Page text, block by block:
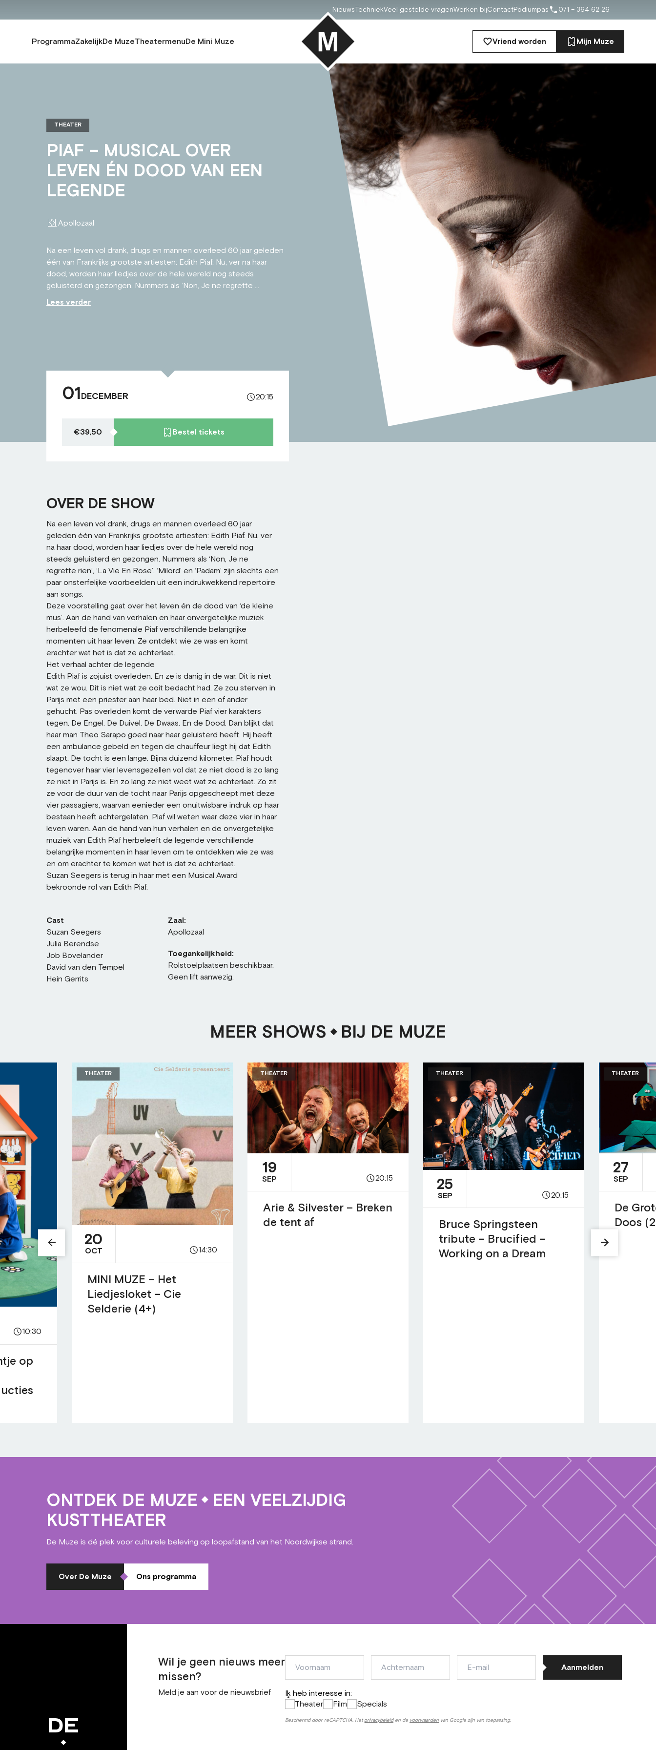
NieuwsTechniekVeel gestelde vragenWerken bijContactPodiumpas 071 – 364 62 26
ProgrammaZakelijkDe MuzeTheatermenuDe Mini Muze Vriend worden Mijn Muze
THEATER
PIAF – MUSICAL OVER
LEVEN ÉN DOOD VAN EEN
LEGENDE
Apollozaal
Na een leven vol drank, drugs en mannen overleed 60 jaar geleden
één van Frankrijks grootste artiesten: Edith Piaf. Nu, ver na haar
dood, worden haar liedjes over de hele wereld nog steeds
geluisterd en gezongen. Nummers als ‘Non, Je ne regrette ...
Lees verder
01 DECEMBER 20:15
€39,50 Bestel tickets
OVER DE SHOW
Na een leven vol drank, drugs en mannen overleed 60 jaar
geleden één van Frankrijks grootste artiesten: Edith Piaf. Nu, ver
na haar dood, worden haar liedjes over de hele wereld nog
steeds geluisterd en gezongen. Nummers als ‘Non, Je ne
regrette rien’, ‘La Vie En Rose’, ‘Milord’ en ‘Padam’ zijn slechts een
paar onsterfelijke voorbeelden uit een indrukwekkend repertoire
aan songs.
Deze voorstelling gaat over het leven én de dood van ‘de kleine
mus’. Aan de hand van verhalen en haar onvergetelijke muziek
herbeleefd de fenomenale Piaf verschillende belangrijke
momenten uit haar leven. Ze ontdekt wie ze was en komt
erachter wat het is dat ze achterlaat.
Het verhaal achter de legende
Edith Piaf is zojuist overleden. En ze is danig in de war. Dit is niet
wat ze wou. Dit is niet wat ze ooit bedacht had. Ze zou sterven in
Parijs met een priester aan haar bed. Niet in een of ander
gehucht. Pas overleden komt de verwarde Piaf vier karakters
tegen. De Engel. De Duivel. De Dwaas. En de Dood. Dan blijkt dat
haar man Theo Sarapo goed naar haar geluisterd heeft. Hij heeft
een ambulance gebeld en tegen de chauffeur liegt hij dat Edith
slaapt. De tocht is een lange. Bijna duizend kilometer. Piaf houdt
tegenover haar vier levensgezellen vol dat ze niet dood is zo lang
ze niet in Parijs is. En zo lang ze niet weet wat ze achterlaat. Zo zit
ze voor de duur van de tocht naar Parijs opgescheept met deze
vier passagiers, waarvan eenieder een onuitwisbare indruk op haar
bestaan heeft achtergelaten. Piaf wil weten waar deze vier in haar
leven waren. Aan de hand van hun verhalen en de onvergetelijke
muziek van Edith Piaf herbeleeft de legende verschillende
belangrijke momenten in haar leven om te ontdekken wie ze was
en om erachter te komen wat het is dat ze achterlaat.
Suzan Seegers is terug in haar met een Musical Award
bekroonde rol van Edith Piaf.
Cast
Suzan Seegers
Julia Berendse
Job Bovelander
David van den Tempel
Hein Gerrits
Zaal:
Apollozaal
Toegankelijkheid:
Rolstoelplaatsen beschikbaar.
Geen lift aanwezig.
MEER SHOWS BIJ DE MUZE
10:30
op
THEATER
20
OCT 14:30
MINI MUZE – Het
Liedjesloket – Cie
Selderie (4+)
THEATER
19
SEP 20:15
Arie & Silvester – Breken
de tent af
THEATER
25
SEP 20:15
Bruce Springsteen
tribute – Brucified –
Working on a Dream
THEATER
27
SEP
De
Doos
ONTDEK DE MUZE EEN VEELZIJDIG
KUSTTHEATER
De Muze is dé plek voor culturele beleving op loopafstand van het Noordwijkse strand.
Over De Muze Ons programma
Wil je geen nieuws meer
missen?
Meld je aan voor de nieuwsbrief Ik heb interesse in:
*
Theater Film Specials
Voornaam
mail
Aanmelden
Beschermd door reCAPTCHA. Het privacybeleiden de voorwaarden van Google zijn van toepassing.